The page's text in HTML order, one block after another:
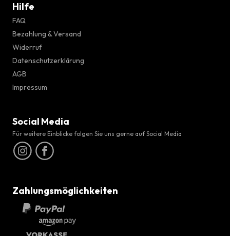
Hilfe
FAQ
Bezahlung & Versand
Widerruf
Datenschutzerklärung
AGB
Impressum
Social Media
Für weitere Einblicke folgen Sie uns gerne auf Social Media
Zahlungsmöglichkeiten